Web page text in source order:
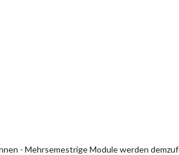
- Mehrsemestrige Module werden